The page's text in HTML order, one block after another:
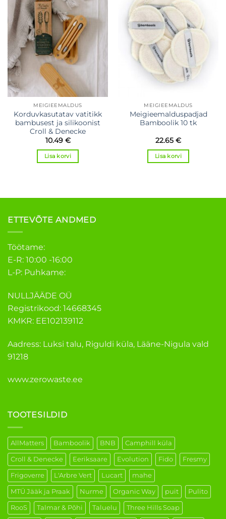
MEIGIEEMALDUS
Korduvkasutatav vatitikk
bambusest ja silikoonist
Croll & Denecke
10.49 €
Lisa korvi
MEIGIEEMALDUS
Meigieemalduspadjad
Bamboolik 10 tk
22.65 €
Lisa korvi
ETTEVÕTE ANDMED
Töötame:
E-R: 10:00 -16:00
L-P: Puhkame:
NULLJÄÄDE OÜ
Registrikood: 14668345
KMKR: EE102139112
Aadress: Luksi talu, Riguldi küla, Lääne-Nigula vald
91218
www.zerowaste.ee
TOOTESILDID
AllMatters Bamboolik BNB Camphill küla
Croll & Denecke Eeriksaare Evolution Fido Fresmy
Frigoverre L'Arbre Vert Lucart mahe
MTÜ Jääk ja Praak Nurme Organic Way puit Pulito
RooS Talmar & Põhi Taluelu Three Hills Soap